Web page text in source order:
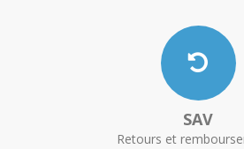
SAV
Retours et